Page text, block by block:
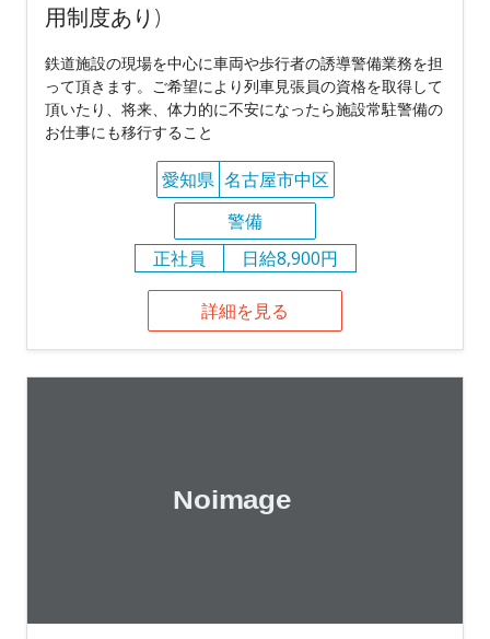
用制度あり)
鉄道施設の現場を中心に車両や歩行者の誘導警備業務を担
って頂きます。ご希望により列車見張員の資格を取得して
頂いたり、将来、体力的に不安になったら施設常駐警備の
お仕事にも移行すること
愛知県 名古屋市中区
警備
正社員
日給8,900円
詳細を見る